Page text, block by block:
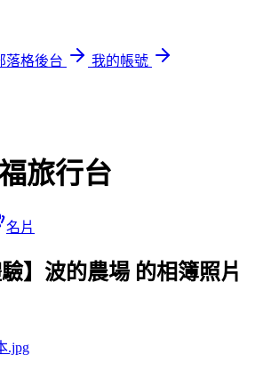
落格後台
我的帳號
旅行台
名片
驗】波的農場 的相簿照片